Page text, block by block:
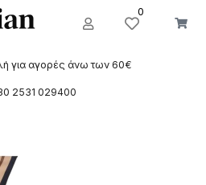
0
για αγορές άνω των 60€
2531 029400